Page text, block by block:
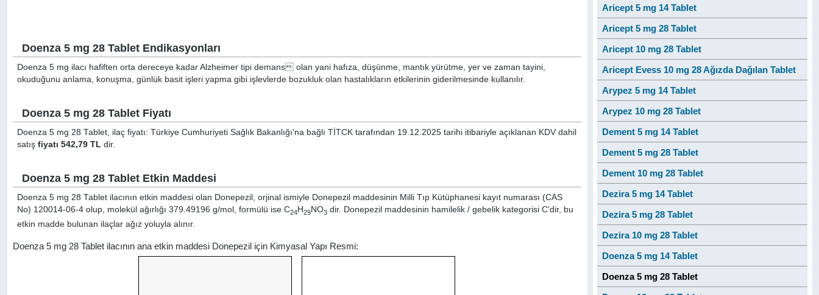
Doenza 5 mg 28 Tablet Endikasyonları
Doenza 5 mg ilacı hafiften orta dereceye kadar Alzheimer tipi demans olan yani hafıza, düşünme, mantık yürütme, yer ve zaman tayini,
okuduğunu anlama, konuşma, günlük basit işleri yapma gibi işlevlerde bozukluk olan hastalıkların etkilerinin giderilmesinde kullanılır.
Doenza 5 mg 28 Tablet Fiyatı
Doenza 5 mg 28 Tablet, ilaç fiyatı: Türkiye Cumhuriyeti Sağlık Bakanlığı'na bağlı TİTCK tarafından 19.12.2025 tarihi itibariyle açıklanan KDV dahil
satışfiyatı 542,79 TL dir.
Doenza 5 mg 28 Tablet Etkin Maddesi
Doenza 5 mg 28 Tablet ilacının etkin maddesi olan Donepezil, orjinal ismiyle Donepezil maddesinin Milli Tıp Kütüphanesi kayıt numarası (CAS
No) 120014-06-4 olup, molekül ağırlığı 379.49196 g/mol, formülü ise C24H29NO3 dir. Donepezil maddesinin hamilelik / gebelik kategorisi C'dir, bu
etkin madde bulunan ilaçlar ağız yoluyla alınır.
Doenza 5 mg 28 Tablet ilacının ana etkin maddesi Donepezil için Kimyasal Yapı Resmi:
Aricept 5 mg 14 Tablet
Aricept 5 mg 28 Tablet
Aricept 10 mg 28 Tablet
Aricept Evess 10 mg 28 Ağızda Dağılan Tablet
Arypez 5 mg 14 Tablet
Arypez 10 mg 28 Tablet
Dement 5 mg 14 Tablet
Dement 5 mg 28 Tablet
Dement 10 mg 28 Tablet
Dezira 5 mg 14 Tablet
Dezira 5 mg 28 Tablet
Dezira 10 mg 28 Tablet
Doenza 5 mg 14 Tablet
Doenza 5 mg 28 Tablet